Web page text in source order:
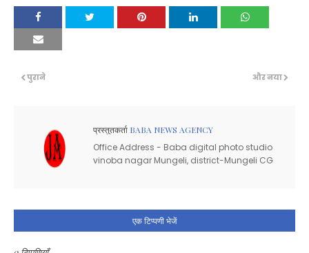
और नया
पुराने
प्रस्तुतकर्ता BABA NEWS AGENCY
Office Address - Baba digital photo studio
vinoba nagar Mungeli, district-Mungeli CG
एक टिप्पणी भेजें